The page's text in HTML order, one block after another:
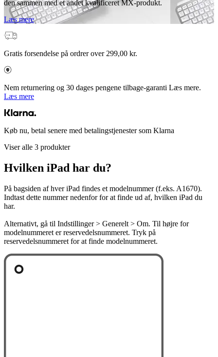
den sammen med et andet kvalificeret MX-produkt.
Læs mere
Gratis forsendelse på ordrer over 299,00 kr.
Nem returnering og 30 dages pengene tilbage-garanti Læs mere.
Læs mere
Køb nu, betal senere med betalingstjenester som Klarna
Viser alle 3 produkter
Hvilken iPad har du?
På bagsiden af hver iPad findes et modelnummer (f.eks. A1670).
Indtast dette nummer nedenfor for at finde ud af, hvilken iPad du
har.
Alternativt, gå til Indstillinger > Generelt > Om. Til højre for
modelnummeret er reservedelsnummeret. Tryk på
reservedelsnummeret for at finde modelnummeret.